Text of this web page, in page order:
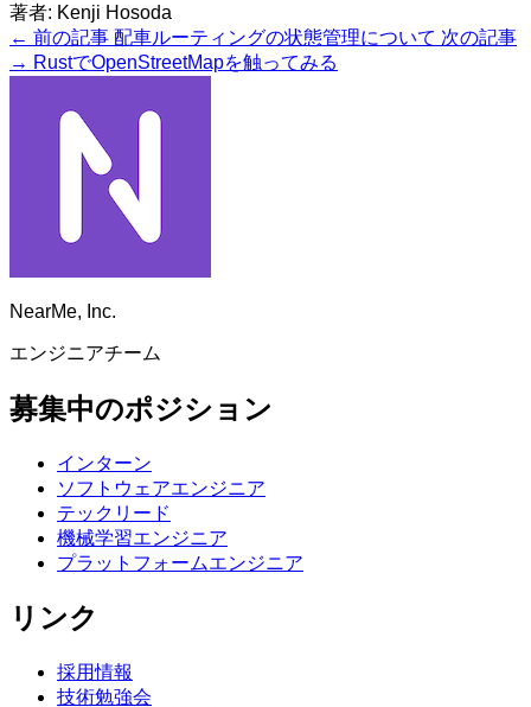
著者: Kenji Hosoda
← 前の記事 配車ルーティングの状態管理について 次の記事
→ RustでOpenStreetMapを触ってみる
NearMe, Inc.
エンジニアチーム
募集中のポジション
インターン
ソフトウェアエンジニア
テックリード
機械学習エンジニア
プラットフォームエンジニア
リンク
採用情報
技術勉強会